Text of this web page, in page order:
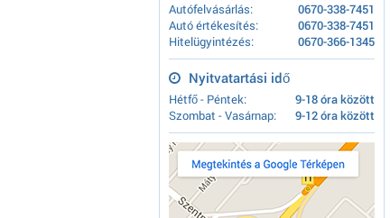
Autófelvásárlás:
0670-338-7451
Autó értékesítés:
0670-338-7451
Hitelügyintézés:
0670-366-1345
Nyitvatartási idő
Hétfő - Péntek:
9-18 óra között
Szombat - Vasárnap:
9-12 óra között